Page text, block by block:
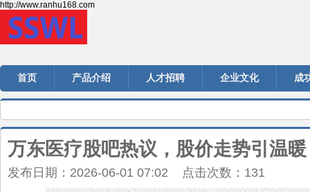
http://www.ranhu168.com
首页 产品介绍 人才招聘 企业文化 成
万东医疗股吧热议，股价走势引温暖
发布日期：2026-06-01 07:02 点击次数：131